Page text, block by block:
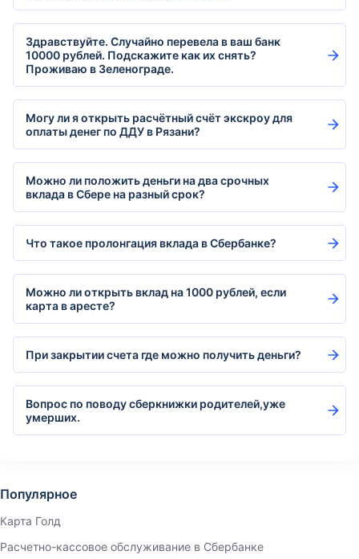
Здравствуйте. Случайно перевела в ваш банк
10000 рублей. Подскажите как их снять?
Проживаю в Зеленограде.
Могу ли я открыть расчётный счёт экскроу для
оплаты денег по ДДУ в Рязани?
Можно ли положить деньги на два срочных
вклада в Сбере на разный срок?
Что такое пролонгация вклада в Сбербанке?
Можно ли открыть вклад на 1000 рублей, если
карта в аресте?
При закрытии счета где можно получить деньги?
Вопрос по поводу сберкнижки родителей,уже
умерших.
Популярное
Карта Голд
Расчетно-кассовое обслуживание в Сбербанке